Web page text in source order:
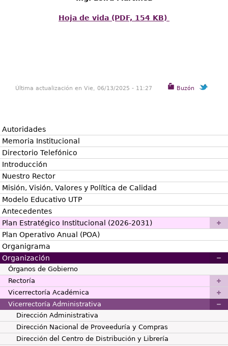
Hoja de vida (PDF, 154 KB)
Buzón
Última actualización en Vie, 06/13/2025 - 11:27
Autoridades
Memoria Institucional
Directorio Telefónico
Introducción
Nuestro Rector
Misión, Visión, Valores y Política de Calidad
Modelo Educativo UTP
Antecedentes
Plan Estratégico Institucional (2026-2031)
Plan Operativo Anual (POA)
Organigrama
Organización
Órganos de Gobierno
Rectoría
Vicerrectoría Académica
Vicerrectoría Administrativa
Dirección Administrativa
Dirección Nacional de Proveeduría y Compras
Dirección del Centro de Distribución y Librería